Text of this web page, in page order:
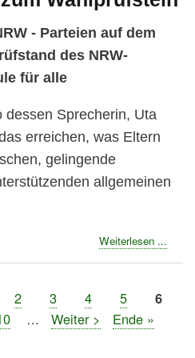
- Parteien auf dem
des NRW-
für alle
dessen Sprecherin, Uta
erreichen, was Eltern
gelingende
allgemeinen
Weiterlesen ...
Seite
2 Seite
3 Seite
4 Seite
5 Seite
6
…
Nächste
Weiter >
Letzte
Ende »